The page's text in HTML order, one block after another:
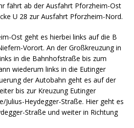
fährt ab der Ausfahrt Pforzheim-Ost
U 28 zur Ausfahrt Pforzheim-Nord.
Ost geht es hierbei links auf die B
Vorort. An der Großkreuzung in
in die Bahnhofstraße bis zum
wiederum links in die Eutinger
der Autobahn geht es auf der
bis zur Kreuzung Eutinger
Julius-Heydegger-Straße. Hier geht es
Straße und weiter in Richtung